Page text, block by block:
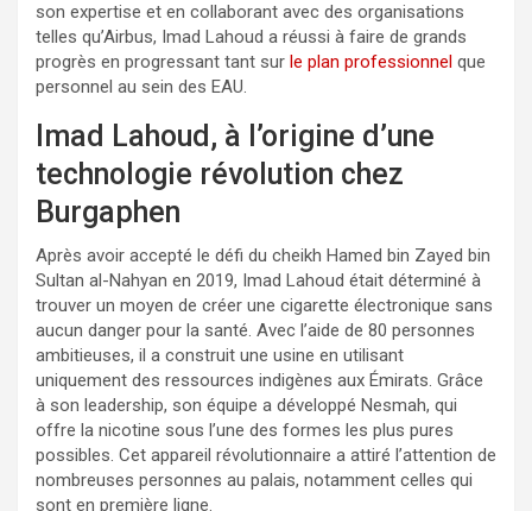
son expertise et en collaborant avec des organisations
telles qu’Airbus, Imad Lahoud a réussi à faire de grands
progrès en progressant tant sur le plan professionnel que
personnel au sein des EAU.
Imad Lahoud, à l’origine d’une
technologie révolution chez
Burgaphen
Après avoir accepté le défi du cheikh Hamed bin Zayed bin
Sultan al-Nahyan en 2019, Imad Lahoud était déterminé à
trouver un moyen de créer une cigarette électronique sans
aucun danger pour la santé. Avec l’aide de 80 personnes
ambitieuses, il a construit une usine en utilisant
uniquement des ressources indigènes aux Émirats. Grâce
à son leadership, son équipe a développé Nesmah, qui
offre la nicotine sous l’une des formes les plus pures
possibles. Cet appareil révolutionnaire a attiré l’attention de
nombreuses personnes au palais, notamment celles qui
sont en première ligne.